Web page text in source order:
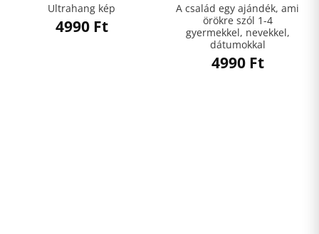
Ultrahang kép
4990 Ft
A család egy ajándék, ami
örökre szól 1-4
gyermekkel, nevekkel,
dátumokkal
4990 Ft